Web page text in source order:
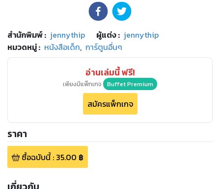
สำนักพิมพ์: jennythip ผู้แต่ง : jennythip
หมวดหมู่: หนังสือเด็ก, การ์ตูนอื่นๆ
อ่านเล่มนี้ ฟรี!
เพียงมีแพ็กเกจ Buffet Premium
สมัครแพ็กเกจ
ราคา
ซื้อฉบับนี้: 35.00 ฿